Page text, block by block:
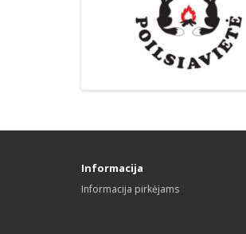
Informacija
Informacija pirkėjams